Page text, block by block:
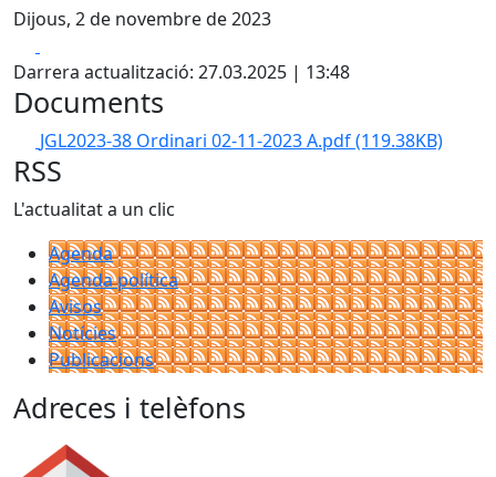
Dijous, 2 de novembre de 2023
Darrera actualització: 27.03.2025 | 13:48
Documents
JGL2023-38 Ordinari 02-11-2023 A.pdf(119.38KB)
RSS
L'actualitat a un clic
Agenda
Agenda política
Avisos
Notícies
Publicacions
Adreces i telèfons